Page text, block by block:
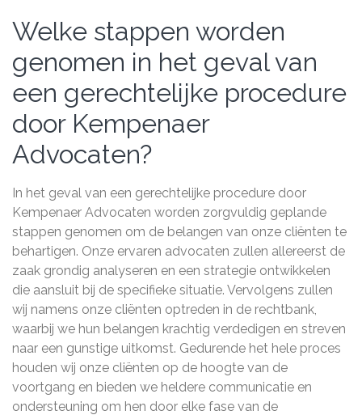
Welke stappen worden
genomen in het geval van
een gerechtelijke procedure
door Kempenaer
Advocaten?
In het geval van een gerechtelijke procedure door
Kempenaer Advocaten worden zorgvuldig geplande
stappen genomen om de belangen van onze cliënten te
behartigen. Onze ervaren advocaten zullen allereerst de
zaak grondig analyseren en een strategie ontwikkelen
die aansluit bij de specifieke situatie. Vervolgens zullen
wij namens onze cliënten optreden in de rechtbank,
waarbij we hun belangen krachtig verdedigen en streven
naar een gunstige uitkomst. Gedurende het hele proces
houden wij onze cliënten op de hoogte van de
voortgang en bieden we heldere communicatie en
ondersteuning om hen door elke fase van de